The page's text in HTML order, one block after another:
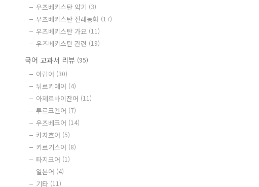
우즈베키스탄 악기 (3)
우즈베키스탄 전래동화 (17)
우즈베키스탄 가요 (11)
우즈베키스탄 관련 (19)
국어 교과서 리뷰 (95)
아랍어 (30)
튀르키예어 (4)
아제르바이잔어 (11)
투르크멘어 (7)
우즈베크어 (14)
카자흐어 (5)
키르기스어 (8)
타지크어 (1)
일본어 (4)
기타 (11)